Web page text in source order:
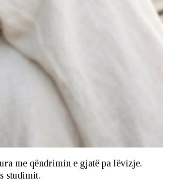
me qëndrimin e gjatë pa lëvizje.
studimit.